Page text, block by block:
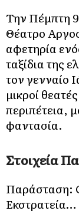
Την Πέμπτη 9
Θέατρο
αφετηρία
ταξίδια της
τον γενναίο
μικροί
περιπέτεια,
φαντασία.
Στοιχεία
Παράσταση: